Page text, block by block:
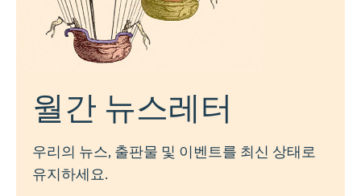
월간 뉴스레터
우리의 뉴스, 출판물 및 이벤트를 최신 상태로
유지하세요.